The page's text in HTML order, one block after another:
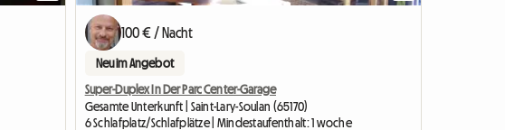
100 € / Nacht
Neu im Angebot
Super-Duplex In Der Parc Center-Garage
Gesamte Unterkunft | Saint-Lary-Soulan (65170)
6 Schlafplatz/Schlafplätze | Mindestaufenthalt: 1 woche